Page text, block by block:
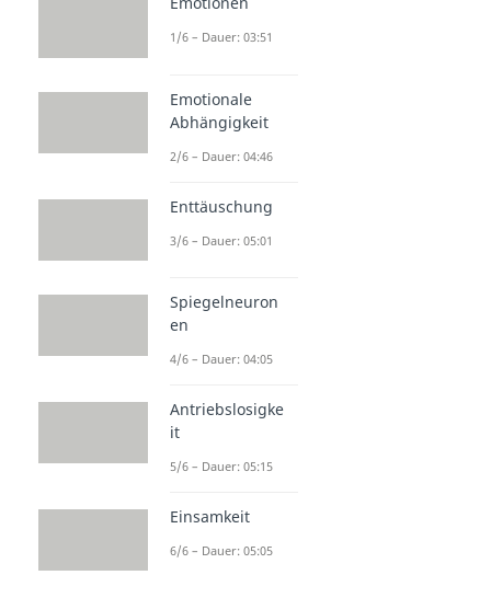
1/6 – Dauer: 03:51
Emotionale
Abhängigkeit
2/6 – Dauer: 04:46
Enttäuschung
3/6 – Dauer: 05:01
Spiegelneuron
en
4/6 – Dauer: 04:05
Antriebslosigke
it
5/6 – Dauer: 05:15
Einsamkeit
6/6 – Dauer: 05:05